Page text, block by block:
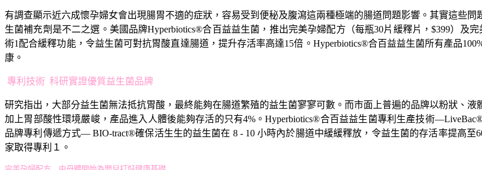
有調查顯示近六成懷孕婦女會出現腸胃不適的症狀，容易受到便秘及腹瀉這兩種極端的腸道問題影響。其實這些
生菌補充劑是不二之選。美國品牌Hyperbiotics®合百益益生菌，推出完美孕婦配方（每瓶30片緩釋片，$399）及
術1配合緩釋功能，令益生菌可對抗胃酸直達腸道，提升存活率高達15倍。Hyperbiotics®合百益益生菌所有產品
康。
專利技術 科研實證優質益生菌品牌
研究指出，大部分益生菌無法抵抗胃酸，最終能夠在腸道繁殖的益生菌寥寥可數。而市面上普遍的品牌以粉狀、
加上胃部酸性環境嚴峻，產品進入人體後能夠存活的只有4%。Hyperbiotics®合百益益生菌專利生產技術
品牌專利傳遞方式— BIO-tract®確保活生生的益生菌在 8 - 10 小時內於腸道中緩緩釋放，令益生菌的存活率提高
家取得專利１。